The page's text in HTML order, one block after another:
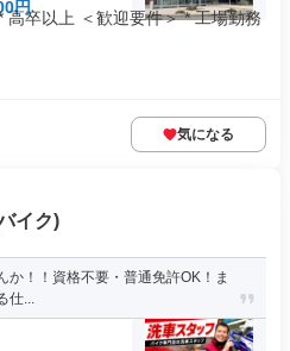
円
高卒以上 ＜歓迎要件＞ * 工場勤務
気になる
イク)
か！！資格不要・普通免許OK！ま
仕...